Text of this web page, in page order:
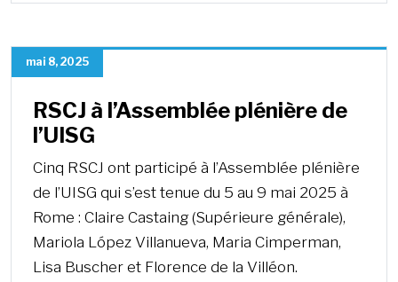
mai 8, 2025
RSCJ à l’Assemblée plénière de
l’UISG
Cinq RSCJ ont participé à l’Assemblée plénière
de l’UISG qui s’est tenue du 5 au 9 mai 2025 à
Rome : Claire Castaing (Supérieure générale),
Mariola López Villanueva, Maria Cimperman,
Lisa Buscher et Florence de la Villéon.